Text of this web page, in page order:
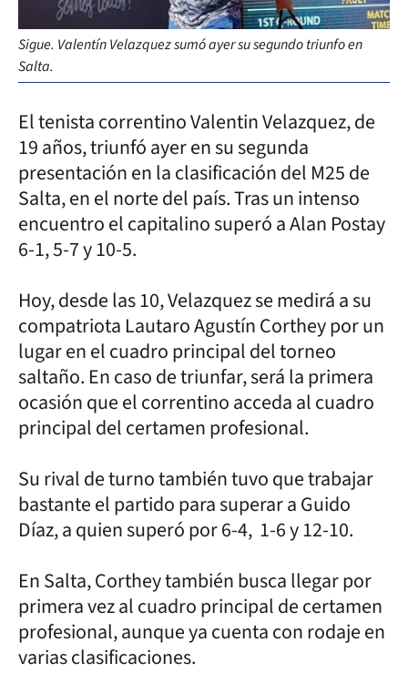
Sigue. Valentín Velazquez sumó ayer su segundo triunfo en
Salta.
El tenista correntino Valentin Velazquez, de
19 años, triunfó ayer en su segunda
presentación en la clasificación del M25 de
Salta, en el norte del país. Tras un intenso
encuentro el capitalino superó a Alan Postay
6-1, 5-7 y 10-5.
Hoy, desde las 10, Velazquez se medirá a su
compatriota Lautaro Agustín Corthey por un
lugar en el cuadro principal del torneo
saltaño. En caso de triunfar, será la primera
ocasión que el correntino acceda al cuadro
principal del certamen profesional.
Su rival de turno también tuvo que trabajar
bastante el partido para superar a Guido
Díaz, a quien superó por 6-4, 1-6 y 12-10.
En Salta, Corthey también busca llegar por
primera vez al cuadro principal de certamen
profesional, aunque ya cuenta con rodaje en
varias clasificaciones.